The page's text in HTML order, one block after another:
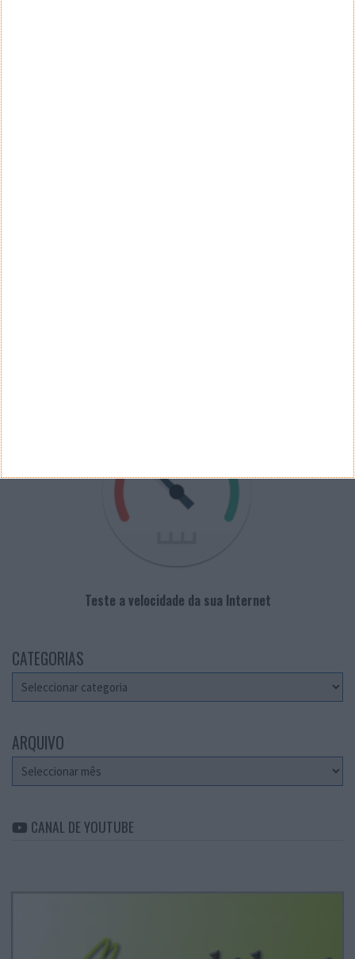
Teste a velocidade da sua Internet
CATEGORIAS
Categorias
ARQUIVO
Arquivo
CANAL DE YOUTUBE